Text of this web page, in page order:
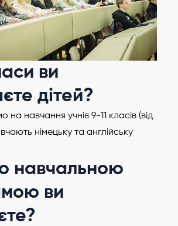
ви
дітей?
навчання учнів 9-11 класів (від
німецьку та англійську
навчальною
ви